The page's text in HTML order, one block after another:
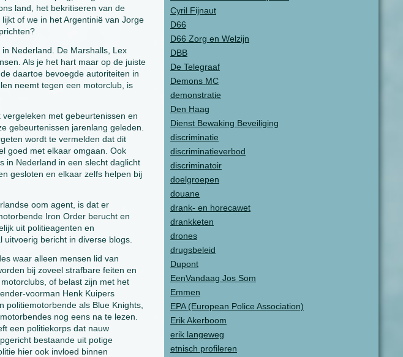
Cyril Fijnaut
D66
D66 Zorg en Welzijn
DBB
De Telegraaf
Demons MC
demonstratie
Den Haag
Dienst Bewaking Beveiliging
discriminatie
discriminatieverbod
discriminatoir
doelgroepen
douane
drank- en horecawet
drankketen
drones
drugsbeleid
Dupont
EenVandaag Jos Som
Emmen
EPA (European Police Association)
Erik Akerboom
erik langeweg
etnisch profileren
land, het bekritiseren van de
of we in het Argentinië van Jorge
Nederland. De Marshalls, Lex
Als je het hart maar op de juiste
daartoe bevoegde autoriteiten in
neemt tegen een motorclub, is
met gebeurtenissen en
gebeurtenissen jarenlang geleden.
wordt te vermelden dat dit
goed met elkaar omgaan. Ook
in Nederland in een slecht daglicht
gesloten en elkaar zelfs helpen bij
oom agent, is dat er
Iron Order berucht en
uit politieagenten en
bericht in diverse blogs.
waar alleen mensen lid van
bij zoveel strafbare feiten en
of belast zijn met het
voorman Henk Kuipers
als Blue Knights,
nog eens na te lezen.
een politiekorps dat nauw
bestaande uit potige
hier ook invloed binnen